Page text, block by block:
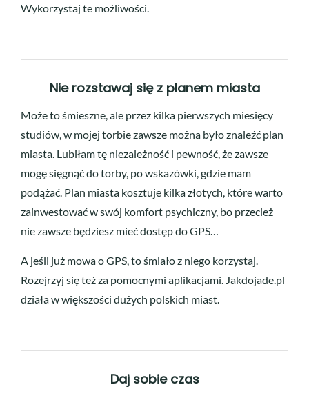
Wykorzystaj te możliwości.
Nie rozstawaj się z planem miasta
Może to śmieszne, ale przez kilka pierwszych miesięcy
studiów, w mojej torbie zawsze można było znaleźć plan
miasta. Lubiłam tę niezależność i pewność, że zawsze
mogę sięgnąć do torby, po wskazówki, gdzie mam
podążać. Plan miasta kosztuje kilka złotych, które warto
zainwestować w swój komfort psychiczny, bo przecież
nie zawsze będziesz mieć dostęp do GPS…
A jeśli już mowa o GPS, to śmiało z niego korzystaj.
Rozejrzyj się też za pomocnymi aplikacjami. Jakdojade.pl
działa w większości dużych polskich miast.
Daj sobie czas